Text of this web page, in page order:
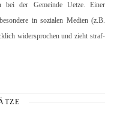
bei der Gemeinde Uetze. Einer
in sozialen Medien (z.B.
widersprochen und zieht straf-